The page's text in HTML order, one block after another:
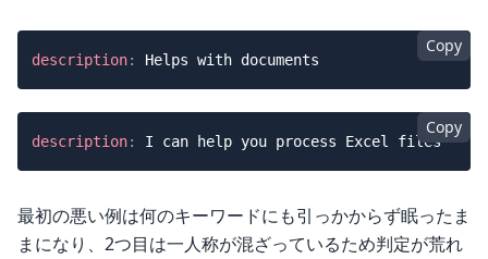
Copy
description:
Copy
description: I can help you process Excel files
最初の悪い例は何のキーワードにも引っかからず眠ったま
まになり、2つ目は一人称が混ざっているため判定が荒れ